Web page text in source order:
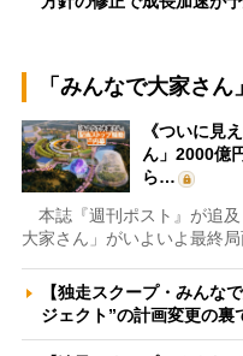
「みんなで大家さ
《ついに見
ん」2000億
ら…
本誌『週刊ポスト』が追
大家さん」がいよいよ最終
【独走スクープ・みんな
ジェクト”の計画変更の